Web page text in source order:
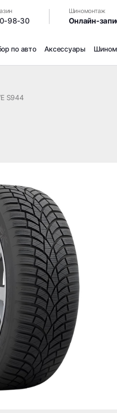
98-30
Шиномонтаж
Онлайн-
по авто Аксессуары
Доп услуги на
Дошиповка,
Подбор
S944